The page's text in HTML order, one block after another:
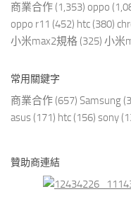
商業合作 (1,353) oppo
oppo r11 (452) htc (380)
小米max2規格 (325) 小米
常用關鍵字
商業合作 (657) Samsung
asus (171) htc (156) sony
贊助商連結